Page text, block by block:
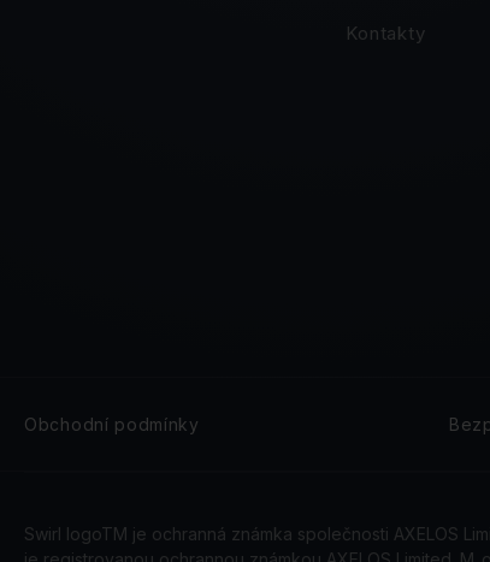
Kontakty
Obchodní podmínky
Swirl logoTM je ochranná známka společnosti AXELOS